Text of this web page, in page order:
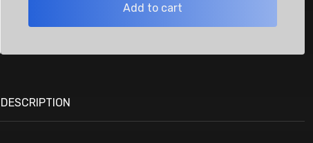
Add to cart
DESCRIPTION